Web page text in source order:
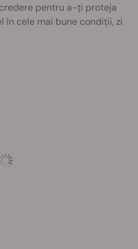
pentru a-ți proteja
în cele mai bune condiții, zi